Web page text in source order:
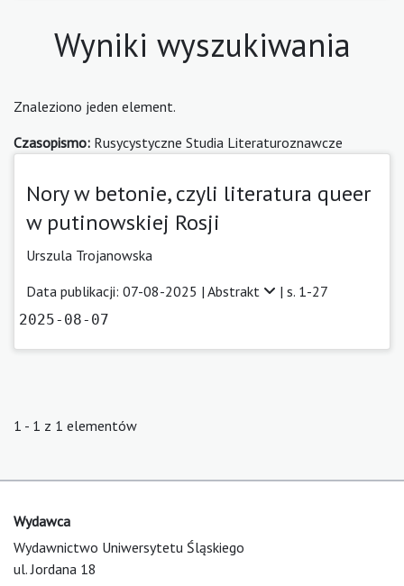
Wyniki wyszukiwania
Znaleziono jeden element.
Czasopismo: Rusycystyczne Studia Literaturoznawcze
Nory w betonie, czyli literatura queer
w putinowskiej Rosji
Urszula Trojanowska
Data publikacji: 07-08-2025 | Abstrakt | s. 1-27
2025-08-07
1 - 1 z 1 elementów
Wydawca
Wydawnictwo Uniwersytetu Śląskiego
ul. Jordana 18